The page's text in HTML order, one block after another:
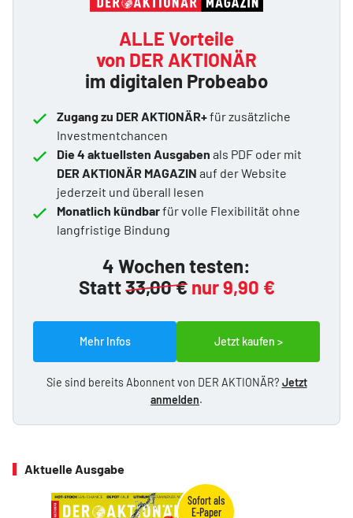
ALLE Vorteile
von DER AKTIONÄR
im digitalen Probeabo
Zugang zu DER AKTIONÄR+für zusätzliche
Investmentchancen
Die 4 aktuellsten Ausgaben als PDF oder mit
DER AKTIONÄR MAGAZIN auf der Website
jederzeit und überall lesen
Monatlich kündbarfür volle Flexibilität ohne
langfristige Bindung
4 Wochen testen:
Statt33,00 € nur 9,90 €
Mehr Infos Jetzt kaufen >
Sie sind bereits Abonnent von DER AKTIONÄR? Jetzt
anmelden.
Aktuelle Ausgabe